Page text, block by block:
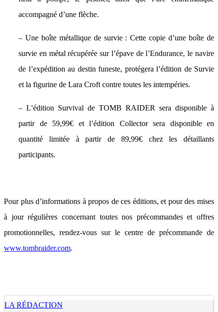
accompagné d’une flèche.
– Une boîte métallique de survie : Cette copie d’une boîte de
survie en métal récupérée sur l’épave de l’Endurance, le navire
de l’expédition au destin funeste, protégera l’édition de Survie
et la figurine de Lara Croft contre toutes les intempéries.
– L’édition Survival de TOMB RAIDER sera disponible à
partir de 59,99€ et l’édition Collector sera disponible en
quantité limitée à partir de 89,99€ chez les détaillants
participants.
Pour plus d’informations à propos de ces éditions, et pour des mises
à jour régulières concernant toutes nos précommandes et offres
promotionnelles, rendez-vous sur le centre de précommande de
www.tombraider.com.
LA RÉDACTION